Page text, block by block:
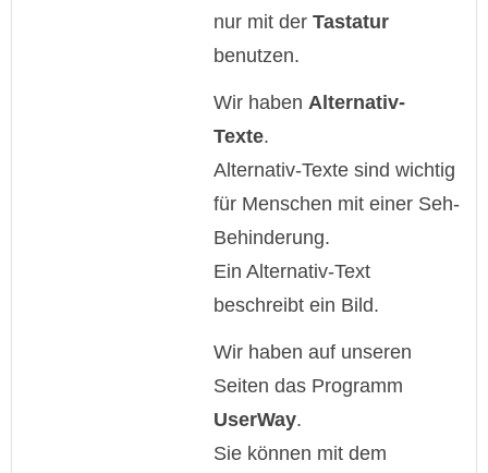
nur mit der Tastatur
benutzen.
Wir haben Alternativ-
Texte.
Alternativ-Texte sind wichtig
für Menschen mit einer Seh-
Behinderung.
Ein Alternativ-Text
beschreibt ein Bild.
Wir haben auf unseren
Seiten das Programm
UserWay.
Sie können mit dem